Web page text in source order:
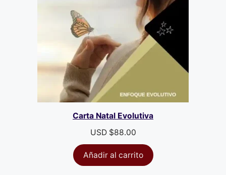
Carta Natal Evolutiva
USD $88.00
Añadir al carrito